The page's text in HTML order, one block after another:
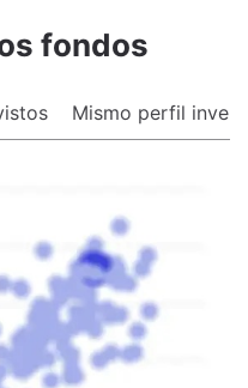
fondos
Mismo perfil